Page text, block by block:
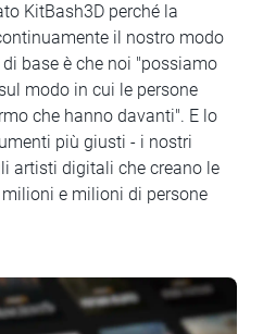
KitBash3D perché la
il nostro modo
base è che noi "possiamo
modo in cui le persone
che hanno davanti". E lo
più giusti - i nostri
artisti digitali che creano le
e milioni di persone